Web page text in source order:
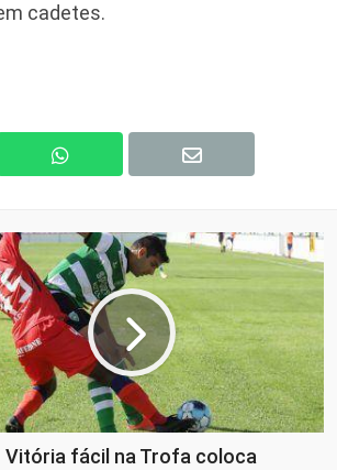
cadetes.
Vitória fácil na Trofa coloca